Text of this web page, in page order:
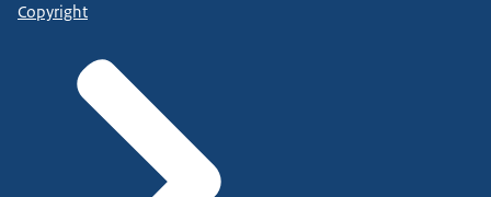
Copyright